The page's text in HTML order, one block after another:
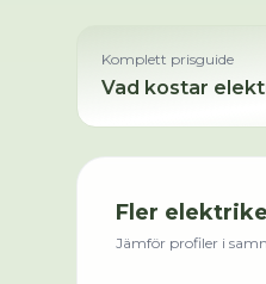
Komplett prisguide
Vad kostar
Fler
Jämför profiler i